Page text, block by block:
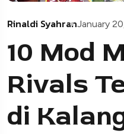
Rinaldi SyahranJanuary
10 Mod
Rivals
di